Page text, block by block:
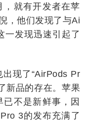
，就有开发者在苹
，他们发现了与Ai
一发现迅速引起了
现了“AirPods Pr
新品的存在。苹果
已不是新鲜事，因
3的发布充满了